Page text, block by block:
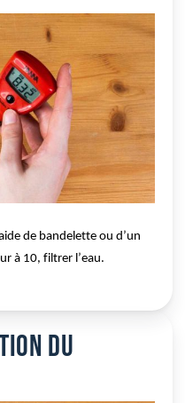
de bandelette ou d’un
à 10, filtrer l’eau.
du